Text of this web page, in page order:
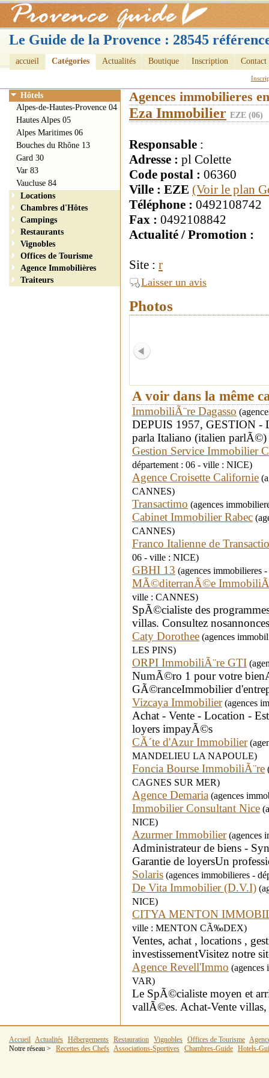
Le Guide de la Provence : 28545
accueil Catégories Actualités Boutique Inscription Contact
Agences immobilieres
Eza Immobilier EZE (06)
Responsable :
Adresse : pl Colette
Code postal : 06360
Ville : EZE (Voir le plan
Téléphone : 0492108742
Fax : 0492108842
Actualité / Promotion :
Site : r
Laisser un avis
Photos
A voir dans la même
ImmobiliÃ¨re Dagasso
DEPUIS 1957, GESTION
parla Italiano (italien
Gestion Service Immobilier
département : 06 - ville : NICE)
Agence Croisette Californie
CANNES)
Transactimo (agences
Cabinet Immobilier Rabec
CANNES)
Franco Italienne de
06 - ville : NICE)
GBHI 13 (agences immobilieres
MÃ©diterranÃ©e
ville : CANNES)
SpÃ©cialiste des
villas. Consultez
Caty Dorothee (agences
LES PINS)
ORPI ImmobiliÃ¨re GTI
NumÃ©ro 1 pour votre
GÃ©ranceImmobilier
Vizcaya Immobilier(agences
Achat - Vente - Location -
loyers impayÃ©s
CÃ´te d'Azur Immobilier
MANDELIEU LA NAPOULE)
Foncia Bourse ImmobiliÃ¨re
CAGNES SUR MER)
Agence Demaria (agences
Immobilier Consultant Nice
NICE)
Azurmer Immobilier(agences
Administrateur de biens -
Garantie de loyersUn
Solaris (agences immobilieres -
De Vita Immobilier (D.V.I)
NICE)
CITYA MENTON
ville : MENTON CÃ‰DEX)
Ventes, achat , locations ,
investissementVisitez notre
Agence Revell'Immo
VAR)
Le SpÃ©cialiste moyen et
vallÃ©es. Achat-Vente villas,
Hôtels
Alpes-de-Hautes-Provence 04
Hautes Alpes 05
Alpes Maritimes 06
Bouches du Rhône 13
Gard 30
Var 83
Vaucluse 84
Locations
Chambres d'Hôtes
Campings
Restaurants
Vignobles
Offices de Tourisme
Agence Immobilières
Traiteurs
Accueil Actualités Hébergements Restauration Vignobles Offices de Tourisme
Notre réseau >
Recettes des Chefs Associations-Sportives Chambres-Guide Hotels-